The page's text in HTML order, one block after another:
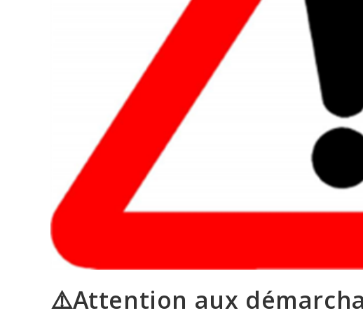
⚠️Attention aux